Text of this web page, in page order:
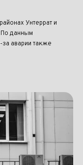
Унтеррат и
данным
аварии также